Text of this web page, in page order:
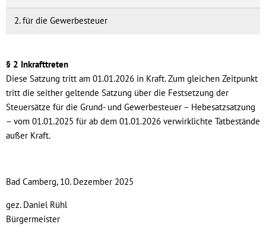
2. für die Gewerbesteuer
§ 2 Inkrafttreten
Diese Satzung tritt am 01.01.2026 in Kraft. Zum gleichen Zeitpunkt
tritt die seither geltende Satzung über die Festsetzung der
Steuersätze für die Grund- und Gewerbesteuer – Hebesatzsatzung
– vom 01.01.2025 für ab dem 01.01.2026 verwirklichte Tatbestände
außer Kraft.
Bad Camberg, 10. Dezember 2025
gez. Daniel Rühl
Bürgermeister